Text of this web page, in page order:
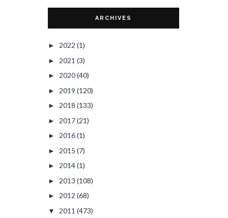
ARCHIVES
► 2022 (1)
► 2021 (3)
► 2020(40)
► 2019 (120)
► 2018 (133)
► 2017(21)
► 2016(1)
► 2015 (7)
► 2014(1)
► 2013 (108)
► 2012 (68)
▼ 2011 (473)